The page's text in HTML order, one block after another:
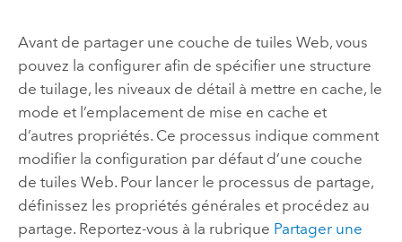
Avant de partager une couche de tuiles Web, vous
pouvez la configurer afin de spécifier une structure
de tuilage, les niveaux de détail à mettre en cache, le
mode et l’emplacement de mise en cache et
d’autres propriétés. Ce processus indique comment
modifier la configuration par défaut d’une couche
de tuiles Web. Pour lancer le processus de partage,
définissez les propriétés générales et procédez au
partage. Reportez-vous à la rubrique Partager une